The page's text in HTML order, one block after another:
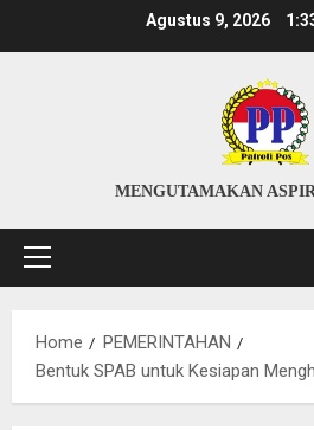
Agustus 9, 2026
MENGUTAMAKAN
Primary
Home
PEMERINTAHAN
Bentuk SPAB untuk Kesiapan